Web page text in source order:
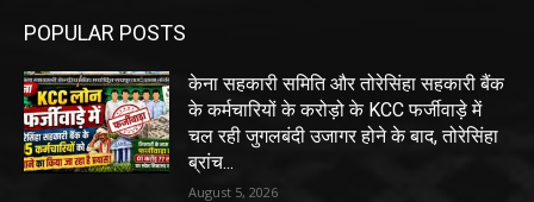
POPULAR POSTS
केना सहकारी समिति और तोरेसिंहा सहकारी बैंक
के कर्मचारियों के करोड़ो के KCC फर्जीवाड़े में
चल रही जुगलबंदी उजागर होने के बाद, तोरेसिंहा
ब्रांच...
August 5, 2026